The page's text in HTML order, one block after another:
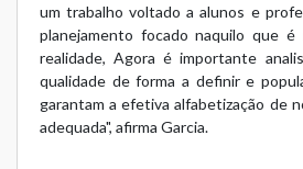
um trabalho voltado a alunos e
planejamento focado naquilo que é
realidade, Agora é importante
qualidade de forma a definir e
garantam a efetiva alfabetização de
adequada", afirma Garcia.